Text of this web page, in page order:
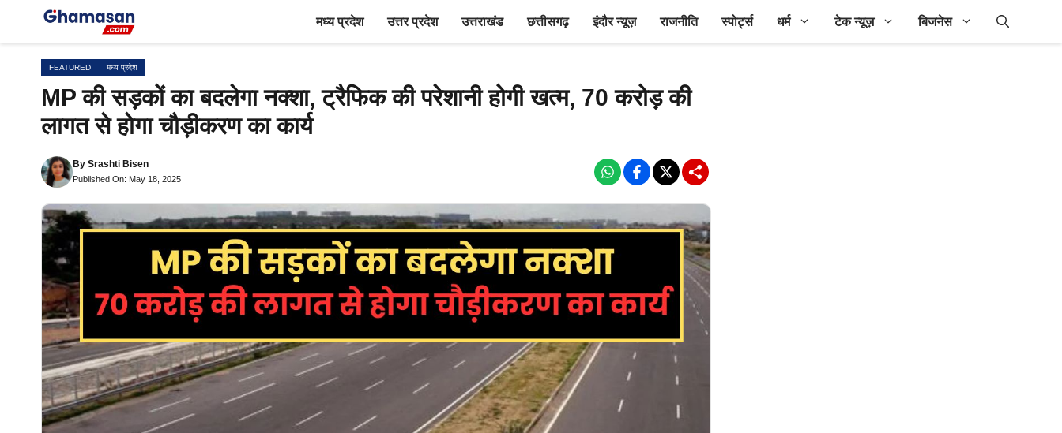
मध्य प्रदेश उत्तर प्रदेश उत्तराखंड छत्तीसगढ़ इंदौर न्यूज़ राजनीति स्पोर्ट्स धर्म टेक न्यूज़ बिजनेस
FEATURED मध्य प्रदेश
MP की सड़कों का बदलेगा नक्शा, ट्रैफिक की परेशानी होगी खत्म, 70 करोड़ की
लागत से होगा चौड़ीकरण का कार्य
By Srashti Bisen
Published On: May 18, 2025